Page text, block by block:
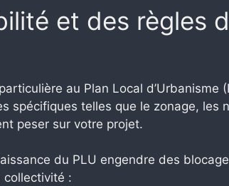
et des règles
au Plan Local d’Urbanisme
telles que le zonage, les
peser sur votre projet.
du PLU engendre des
collectivité :